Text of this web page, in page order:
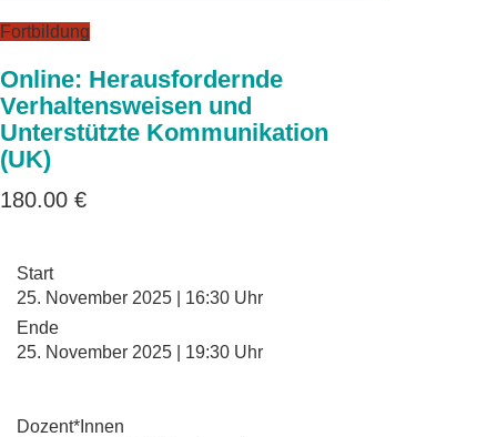
Fortbildung
Online: Herausfordernde
Verhaltensweisen und
Unterstützte Kommunikation
(UK)
180.00 €
Dozent*Innen
Start
25. November 2025 | 16:30 Uhr
Ende
25. November 2025 | 19:30 Uhr